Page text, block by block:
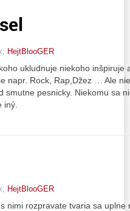
HejtBlooGER
ukludnuje niekoho inšpiruje
napr. Rock, Rap,Džez … Ale
smutne pesnicky. Niekomu sa
iný.
HejtBlooGER
nimi rozpravate tvaria sa uplne